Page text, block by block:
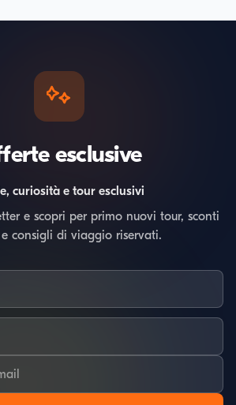
esclusive
curiosità e tour esclusivi
e scopri per primo nuovi tour, sconti
consigli di viaggio riservati.